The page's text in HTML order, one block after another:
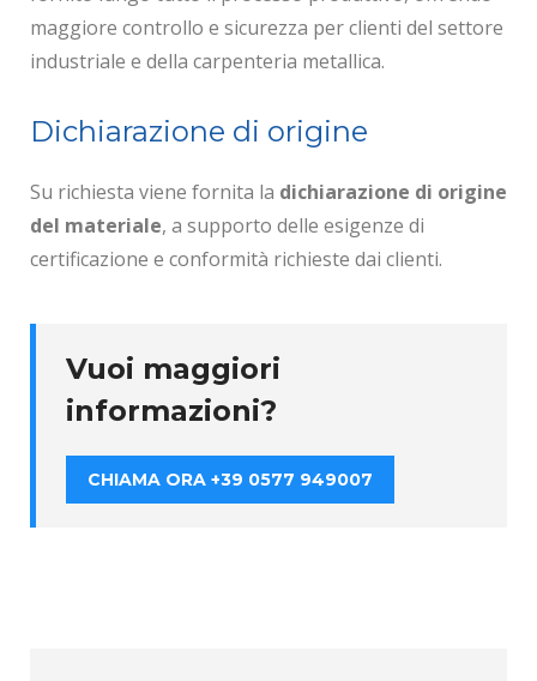
maggiore controllo e sicurezza per clienti del settore
industriale e della carpenteria metallica.
Dichiarazione di origine
Su richiesta viene fornita la dichiarazione di origine
del materiale, a supporto delle esigenze di
certificazione e conformità richieste dai clienti.
Vuoi maggiori
informazioni?
CHIAMA ORA +39 0577 949007